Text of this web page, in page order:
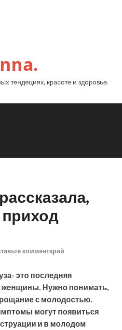
тендециях, красоте и здоровье.
приход
комментарий
это последняя
женщины. Нужно понимать,
с молодостью.
могут появиться
и в молодом